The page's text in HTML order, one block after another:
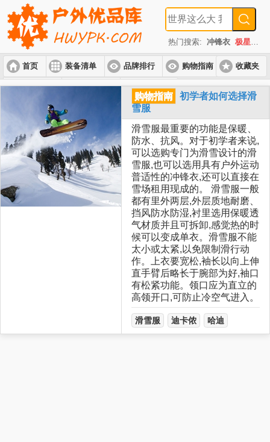
热门搜索: 冲锋衣 极星
首页 装备清单 品牌排行 购物指南
入门套装 进阶套装 高端套装
收藏夹
购物指南
初学者如何选择滑
雪服
滑雪服最重要的功能是保暖、
防水、抗风。对于初学者来说,
可以选购专门为滑雪设计的滑
雪服,也可以选用具有户外运动
普适性的冲锋衣,还可以直接在
雪场租用现成的。 滑雪服一般
都有里外两层,外层质地耐磨、
挡风防水防湿,衬里选用保暖透
气材质并且可拆卸,感觉热的时
候可以变成单衣。滑雪服不能
太小或太紧,以免限制滑行动
作。上衣要宽松,袖长以向上伸
直手臂后略长于腕部为好,袖口
有松紧功能。领口应为直立的
高领开口,可防止冷空气进入。
滑雪服 迪卡侬 哈迪